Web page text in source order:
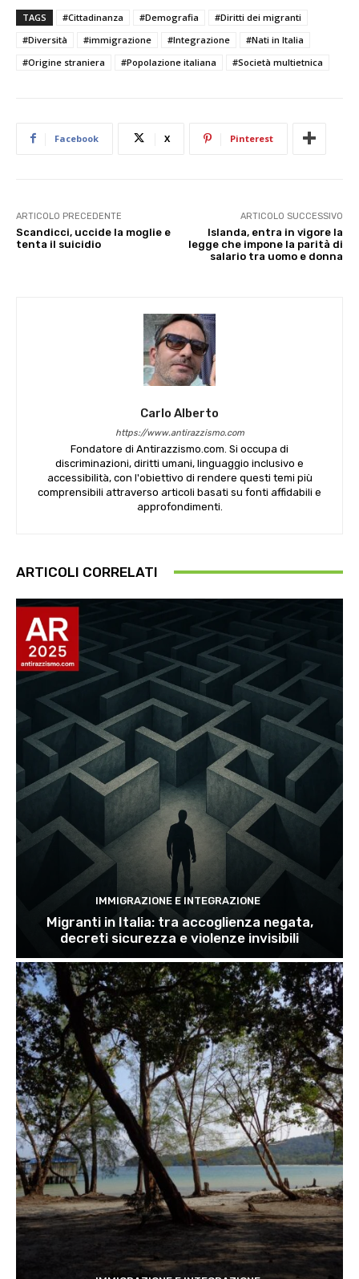
TAGS #Cittadinanza #Demografia
#Diritti dei migranti
#Diversità
#immigrazione #Integrazione
#Nati in Italia
#Origine straniera
#Popolazione italiana #Società multietnica
Facebook X Pinterest
ARTICOLO PRECEDENTE
Scandicci, uccide la moglie e
tenta il suicidio
ARTICOLO SUCCESSIVO
Islanda, entra in vigore la
legge che impone la parità di
salario tra uomo e donna
Carlo Alberto
https://www.antirazzismo.com
Fondatore di Antirazzismo.com. Si occupa di
discriminazioni, diritti umani, linguaggio inclusivo e
accessibilità, con l'obiettivo di rendere questi temi più
comprensibili attraverso articoli basati su fonti affidabili e
approfondimenti.
ARTICOLI CORRELATI
IMMIGRAZIONE E INTEGRAZIONE
Migranti in Italia: tra accoglienza negata,
decreti sicurezza e violenze invisibili